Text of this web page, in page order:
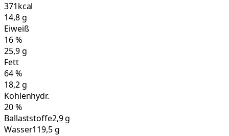
371kcal
14,8g
Eiweiß
16%
25,9g
Fett
64%
18,2g
Kohlenhydr.
20%
Ballaststoffe2,9 g
Wasser119,5 g